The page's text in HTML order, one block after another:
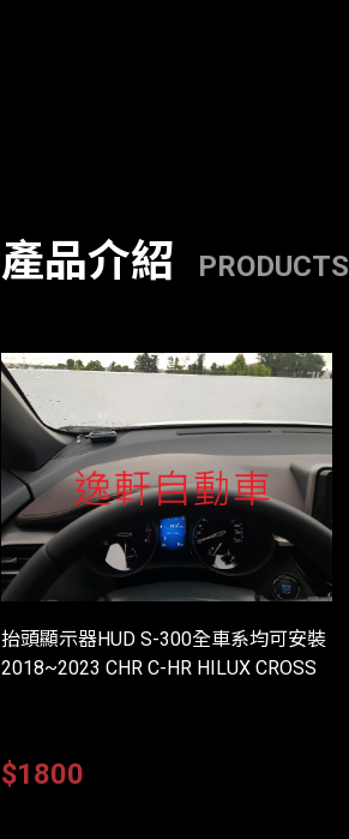
產品介紹 PRODUCTS
抬頭顯示器HUD S-300全車系均可安裝
2018~2023 CHR C-HR HILUX CROSS
$1800